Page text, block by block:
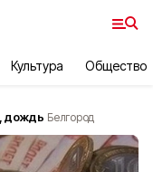
Культура Общество
дождь Белгород